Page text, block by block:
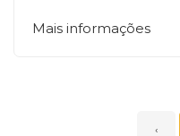
Mais informações
‹